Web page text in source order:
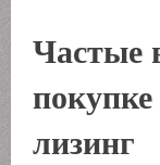
Частые
лизинг